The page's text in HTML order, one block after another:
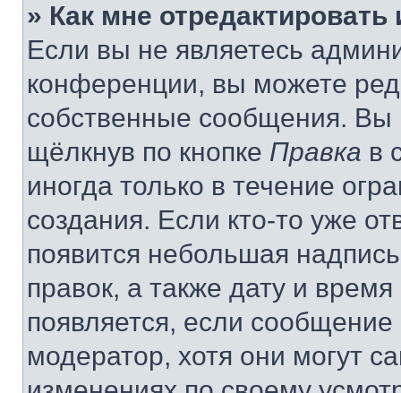
» Как мне
Если вы не являетесь
конференции, вы можете
собственные сообщения. Вы
щёлкнув по кнопке Правка в
иногда только в течение
создания. Если кто-то уже
появится небольшая
правок, а также дату и
появляется, если
модератор, хотя они могут